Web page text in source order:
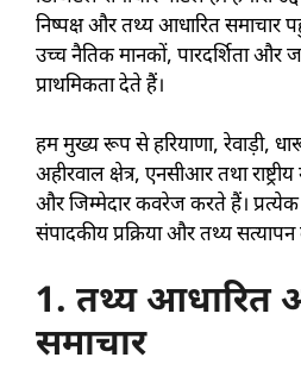
निष्पक्ष और तथ्य आधारित समाचार
उच्च नैतिक मानकों, पारदर्शिता और
प्राथमिकता देते हैं।
हम मुख्य रूप से हरियाणा, रेवाड़ी,
अहीरवाल क्षेत्र, एनसीआर तथा
और जिम्मेदार कवरेज करते हैं। प्रत्येक
संपादकीय प्रक्रिया और तथ्य सत्यापन
1. तथ्य आधारित
समाचार